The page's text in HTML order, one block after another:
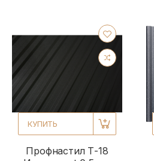
КУПИТЬ
Профнастил Т-18